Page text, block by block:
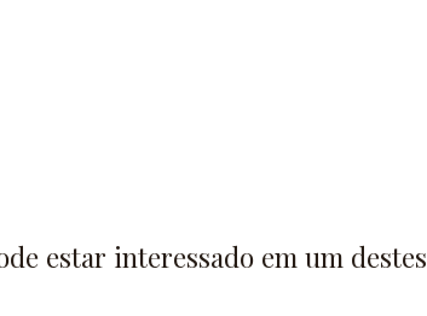
estar interessado em um destes